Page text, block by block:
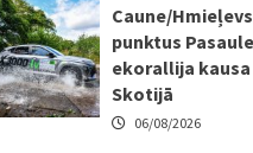
Caune/
punktus
ekorallija
Skotijā
06/08/2026